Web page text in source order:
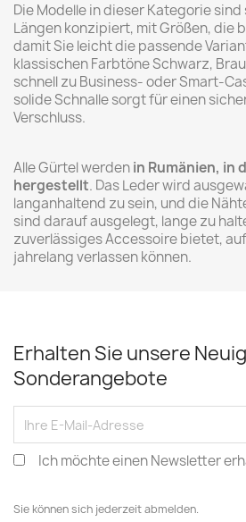
Die Modelle in dieser Kategorie
Längen konzipiert, mit Größen, die
damit Sie leicht die passende
klassischen Farbtöne Schwarz,
schnell zu Business- oder Smart-
solide Schnalle sorgt für einen
Verschluss.
Alle Gürtel werdenin Rumänien, in
hergestellt. Das Leder wird
langanhaltend zu sein, und die
sind darauf ausgelegt, lange zu
zuverlässiges Accessoire bietet,
jahrelang verlassen können.
Erhalten Sie unsere
Sonderangebote
Ich möchte einen Newsletter
Sie können sich jederzeit abmelden.